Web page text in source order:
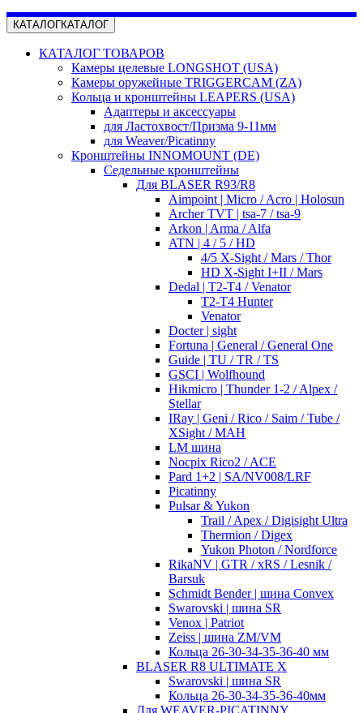
КАТАЛОГКАТАЛОГ
КАТАЛОГ ТОВАРОВ
Камеры целевые LONGSHOT (USA)
Камеры оружейные TRIGGERCAM (ZA)
Кольца и кронштейны LEAPERS (USA)
Адаптеры и аксессуары
для Ластохвост/Призма 9-11мм
для Weaver/Picatinny
Кронштейны INNOMOUNT (DE)
Седельные кронштейны
Для BLASER R93/R8
Aimpoint | Micro / Acro | Holosun
Archer TVT | tsa-7 / tsa-9
Arkon | Arma / Alfa
ATN | 4 / 5 / HD
4/5 X-Sight / Mars / Thor
HD X-Sight I+II / Mars
Dedal | T2-T4 / Venator
T2-T4 Hunter
Venator
Docter | sight
Fortuna | General / General One
Guide | TU / TR / TS
GSCI | Wolfhound
Hikmicro | Thunder 1-2 / Alpex /
Stellar
IRay | Geni / Rico / Saim / Tube /
XSight / MAH
LM шина
Nocpix Rico2 / ACE
Pard 1+2 | SA/NV008/LRF
Picatinny
Pulsar & Yukon
Trail / Apex / Digisight Ultra
Thermion / Digex
Yukon Photon / Nordforce
RikaNV | GTR / xRS / Lesnik /
Barsuk
Schmidt Bender | шина Convex
Swarovski | шина SR
Venox | Patriot
Zeiss | шина ZM/VM
Кольца 26-30-34-35-36-40 мм
BLASER R8 ULTIMATE X
Swarovski | шина SR
Кольца 26-30-34-35-36-40мм
Для WEAVER-PICATINNY